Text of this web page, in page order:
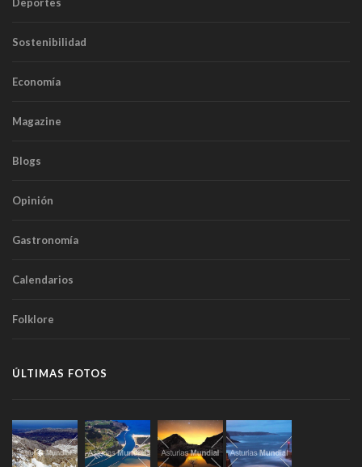
Deportes
Sostenibilidad
Economía
Magazine
Blogs
Opinión
Gastronomía
Calendarios
Folklore
ÚLTIMAS FOTOS